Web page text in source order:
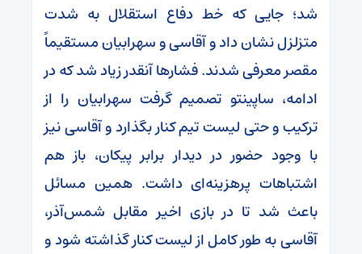
شد؛ جایی که خط دفاع استقلال به شدت
متزلزل نشان داد و آقاسی و سهرابیان مستقیماً
مقصر معرفی شدند. فشارها آنقدر زیاد شد که در
ادامه، ساپینتو تصمیم گرفت سهرابیان را از
ترکیب و حتی لیست تیم کنار بگذارد و آقاسی نیز
با وجود حضور در دیدار برابر پیکان، باز هم
اشتباهات پرهزینه‌ای داشت. همین مسائل
باعث شد تا در بازی اخیر مقابل شمس‌آذر،
آقاسی به طور کامل از لیست کنار گذاشته شود و